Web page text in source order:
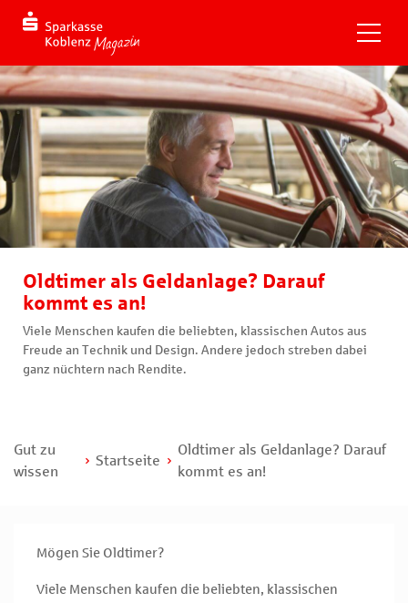
Oldtimer als Geldanlage? Darauf
kommt es an!
Viele Menschen kaufen die beliebten, klassischen Autos aus
Freude an Technik und Design. Andere jedoch streben dabei
ganz nüchtern nach Rendite.
Gut zu
wissen
Startseite
Oldtimer als Geldanlage? Darauf
kommt es an!
Mögen Sie Oldtimer?
Viele Menschen kaufen die beliebten, klassischen